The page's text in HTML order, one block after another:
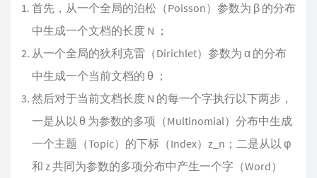
首先，从一个全局的泊松（Poisson）参数为 β 的分布
中生成一个文档的长度 N ；
从一个全局的狄利克雷（Dirichlet）参数为 α 的分布
中生成一个当前文档的 θ ；
然后对于当前文档长度 N 的每一个字执行以下两步，
一是从以 θ 为参数的多项（Multinomial）分布中生成
一个主题（Topic）的下标（Index）z_n；二是从以 φ
和 z 共同为参数的多项分布中产生一个字（Word）